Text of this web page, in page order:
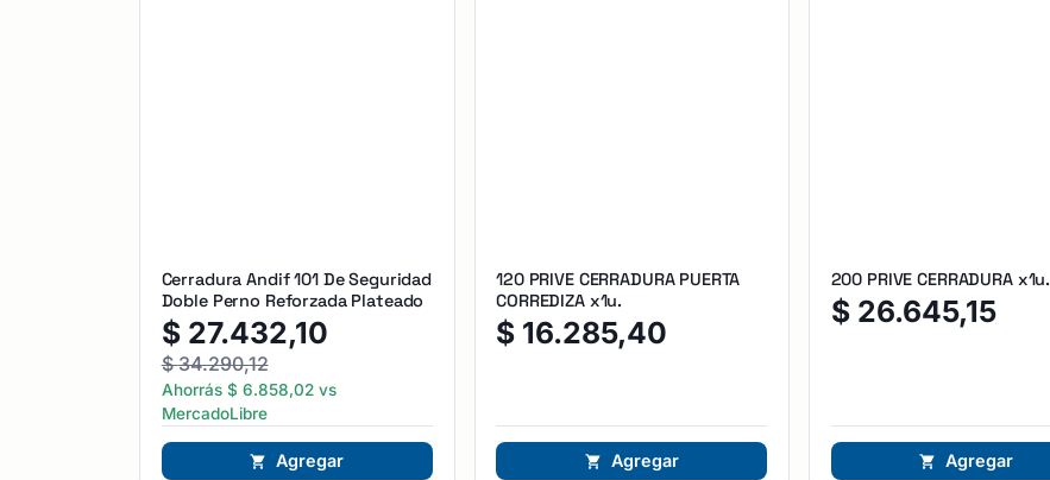
Cerradura Andif 101 De Seguridad
Doble Perno Reforzada Plateado
$ 27.432,10
$34.290,12
Ahorrás $ 6.858,02vs
MercadoLibre
Agregar
120 PRIVE CERRADURA PUERTA
CORREDIZA x1u.
$ 16.285,40
Agregar
200 PRIVE CERRADURA x1u.
$ 26.645,15
Agregar